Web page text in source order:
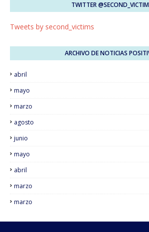
TWITTER
Tweets by second_victims
ARCHIVO DE NOTICIAS
abril
mayo
marzo
agosto
junio
mayo
abril
marzo
marzo